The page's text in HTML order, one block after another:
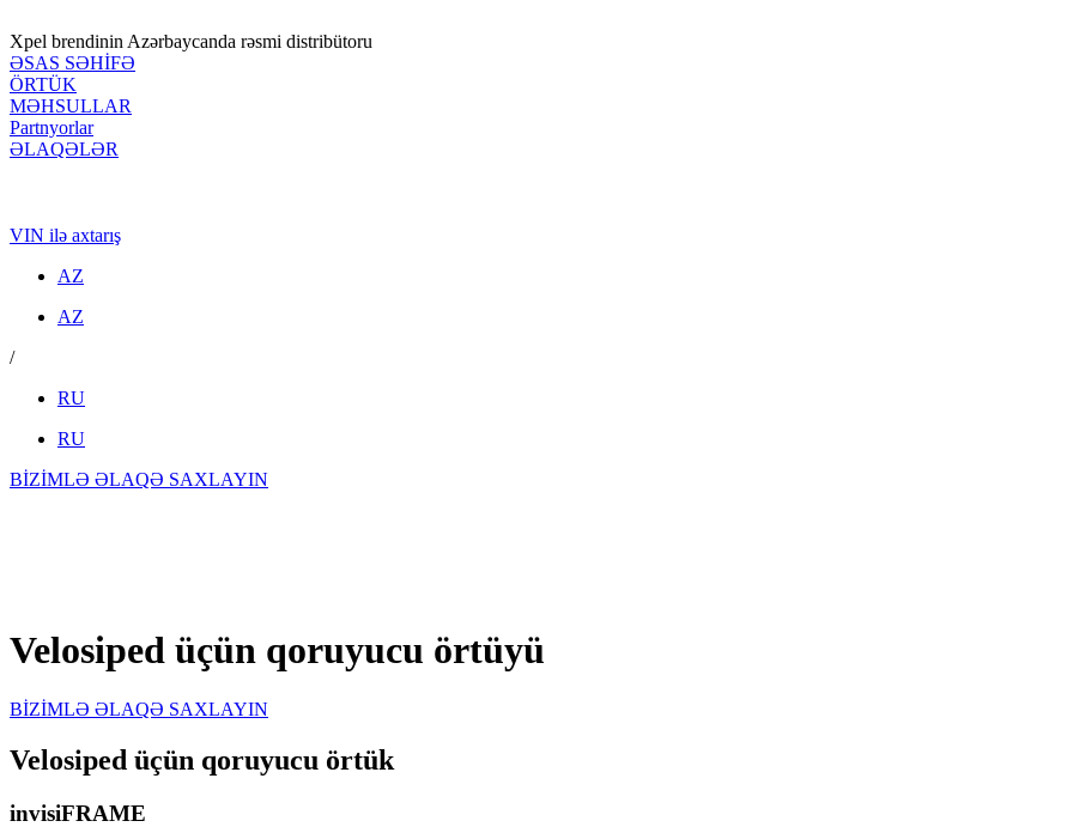
Xpel brendinin Azərbaycanda rəsmi distribütoru
ƏSAS SƏHİFƏ
ÖRTÜK
MƏHSULLAR
Partnyorlar
ƏLAQƏLƏR
VIN ilə axtarış
AZ
AZ
/
RU
RU
BİZİMLƏ ƏLAQƏ SAXLAYIN
Velosiped üçün qoruyucu örtüyü
BİZİMLƏ ƏLAQƏ SAXLAYIN
Velosiped üçün qoruyucu örtük
invisiFRAME